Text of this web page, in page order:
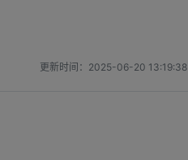
更新时间： 2025-06-20 13:19:38